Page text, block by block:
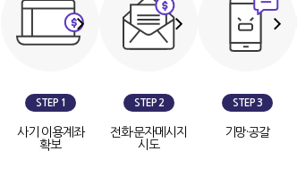
STEP 1
사기 이용계좌
확보
STEP 2
전화·문자메시지
시도
STEP 3
기망·공갈